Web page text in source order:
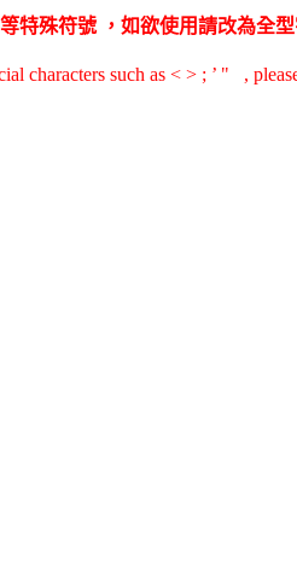
特殊符號 ，如欲使用請改為全
characters such as < > ; ’ " ,